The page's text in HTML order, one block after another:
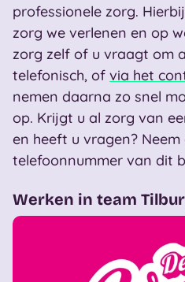
professionele zorg.
zorg we verlenen en op
zorg zelf of u vraagt om
telefonisch, of via het
nemen daarna zo snel
op. Krijgt u al zorg van
en heeft u vragen?
telefoonnummer van dit
Werken in team